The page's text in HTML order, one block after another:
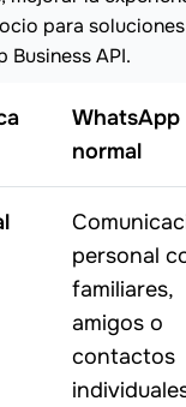
para
Business API.
WhatsApp
normal
personal
familiares,
amigos o
contactos